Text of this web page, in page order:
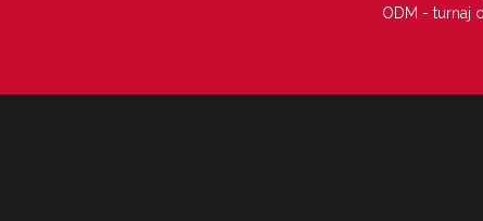
ODM - turnaj